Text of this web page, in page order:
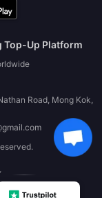
Top-Up Platform
Road, Mong Kok,